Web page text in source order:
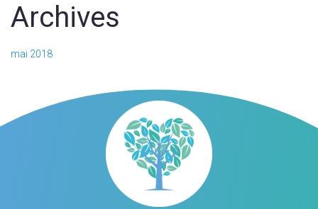
Archives
mai 2018